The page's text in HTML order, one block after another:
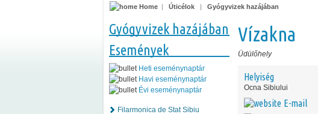
Home | Úticélok | Gyógyvizek hazájában
Gyógyvizek hazájában
Események
Heti eseménynaptár
Havi eseménynaptár
Évi eseménynaptár
Filarmonica de Stat Sibiu
Vízakna
Üdülőhely
Helyiség
Ocna Sibiului
E-mail